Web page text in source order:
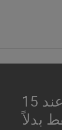
تنظيف مثالي عند 15
بدلاً